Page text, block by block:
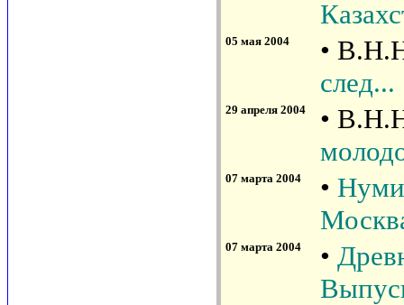
05 мая 2004
•
след...
29 апреля 2004
•
07 марта 2004 •
07 марта 2004 •